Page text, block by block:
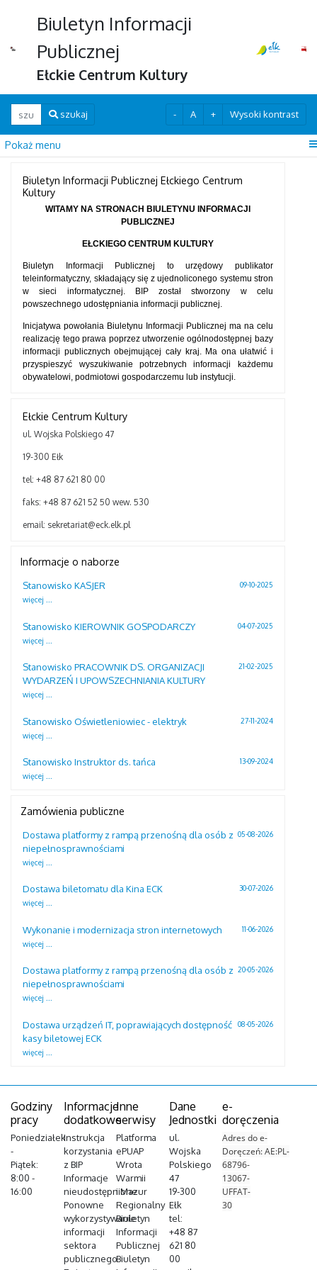
Biuletyn Informacji
Publicznej
Ełckie Centrum Kultury
Wpisz szukaną frazę
szukaj - A + Wysoki kontrast
Pokaż menu
Biuletyn Informacji Publicznej Ełckiego Centrum
Kultury
WITAMY NA STRONACH BIULETYNU INFORMACJI
PUBLICZNEJ
EŁCKIEGO CENTRUM KULTURY
Biuletyn Informacji Publicznej to urzędowy publikator
teleinformatyczny, składający się z ujednoliconego systemu stron
w sieci informatycznej. BIP został stworzony w celu
powszechnego udostępniania informacji publicznej.
Inicjatywa powołania Biuletynu Informacji Publicznej ma na celu
realizację tego prawa poprzez utworzenie ogólnodostępnej bazy
informacji publicznych obejmującej cały kraj. Ma ona ułatwić i
przyspieszyć wyszukiwanie potrzebnych informacji każdemu
obywatelowi, podmiotowi gospodarczemu lub instytucji.
Ełckie Centrum Kultury
ul. Wojska Polskiego 47
19-300 Ełk
tel: +48 87 621 80 00
faks: +48 87 621 52 50 wew. 530
email: sekretariat@eck.elk.pl
Informacje o naborze
Stanowisko KASJER
09-10-2025
więcej ...
Stanowisko KIEROWNIK GOSPODARCZY
04-07-2025
więcej ...
Stanowisko PRACOWNIK DS. ORGANIZACJI
WYDARZEŃ I UPOWSZECHNIANIA KULTURY
21-02-2025
więcej ...
Stanowisko Oświetleniowiec - elektryk
27-11-2024
więcej ...
Stanowisko Instruktor ds. tańca
13-09-2024
więcej ...
Zamówienia publiczne
Dostawa platformy z rampą przenośną dla osób z
niepełnosprawnościami
05-08-2026
więcej ...
Dostawa biletomatu dla Kina ECK
30-07-2026
więcej ...
Wykonanie i modernizacja stron internetowych
11-06-2026
więcej ...
Dostawa platformy z rampą przenośną dla osób z
niepełnosprawnościami
20-05-2026
więcej ...
Dostawa urządzeń IT, poprawiających dostępność
kasy biletowej ECK
08-05-2026
więcej ...
Godziny
pracy
Poniedziałek
-
Piątek:
8:00 -
16:00
Informacje
dodatkowe
Instrukcja
korzystania
z BIP
Informacje
nieudostępnione
Ponowne
wykorzystywanie
informacji
sektora
publicznego
Inne
serwisy
Platforma
ePUAP
Wrota
Warmii
i Mazur
Regionalny
Biuletyn
Informacji
Publicznej
Biuletyn
Dane
Jednostki
ul.
Wojska
Polskiego
47
19-300
Ełk
tel:
+48 87
621 80
00
e-
doręczenia
Adres do e-
Doręczeń: AE:PL-
68796-
13067-
UFFAT-
30